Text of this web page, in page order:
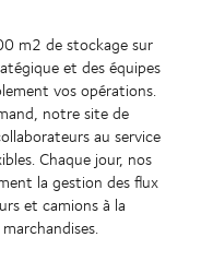
m2 de stockage sur
et des équipes
vos opérations.
notre site de
au service
Chaque jour, nos
la gestion des flux
et camions à la